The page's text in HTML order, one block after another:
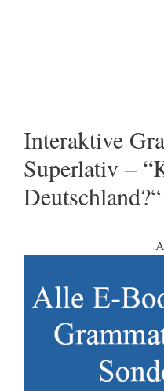
Interaktive
Superlativ –
Deutschland?“